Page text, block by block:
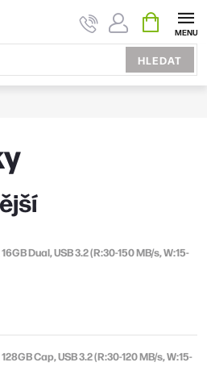
HLEDAT
KOŠÍK
Dual, USB 3.2 (R:30-150 MB/s, W:15-
Cap, USB 3.2 (R:30-120 MB/s, W:15-